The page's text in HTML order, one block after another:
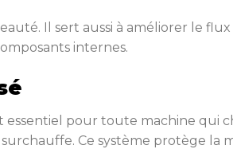
Il sert aussi à améliorer le
internes.
essentiel pour toute machine qui
Ce système protège la